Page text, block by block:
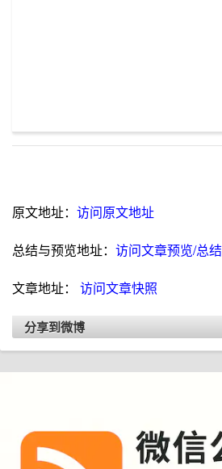
原文地址： 访问原文地址
总结与预览地址： 访问文章预览/总结
文章地址： 访问文章快照
分享到微博